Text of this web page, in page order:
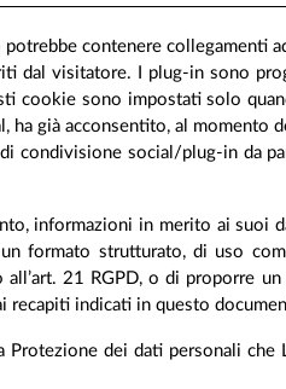
potrebbe contenere collegamenti
visitatore. I plug-in sono
cookie sono impostati solo
già acconsentito, al momento
condivisione social/plug-in da
informazioni in merito ai suoi
formato strutturato, di uso
21 RGPD, o di proporre
recapiti indicati in questo
Protezione dei dati personali